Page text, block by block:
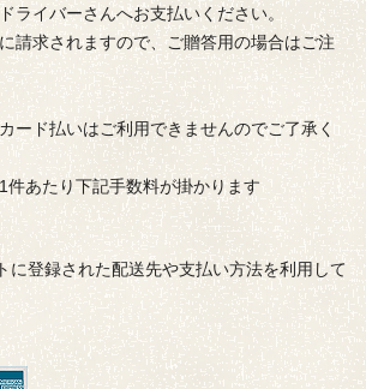
ライバーさんへお支払いください。
請求されますので、ご贈答用の場合はご注
ード払いはご利用できませんのでご了承く
件あたり下記手数料が掛かります
に登録された配送先や支払い方法を利用して